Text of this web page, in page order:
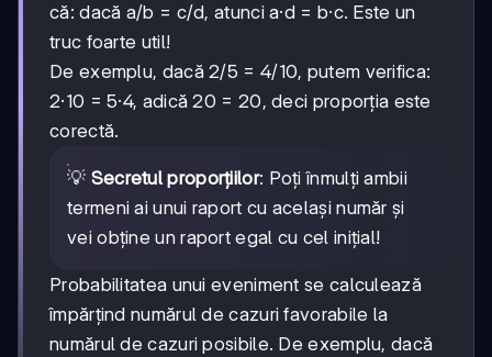
că: dacă a/b = c/d, atunci a·d = b·c. Este un
truc foarte util!
De exemplu, dacă 2/5 = 4/10, putem verifica:
2·10 = 5·4, adică 20 = 20, deci proporția este
corectă.
💡 Secretul proporțiilor: Poți înmulți ambii
termeni ai unui raport cu același număr și
vei obține un raport egal cu cel inițial!
Probabilitatea unui eveniment se calculează
împărțind numărul de cazuri favorabile la
numărul de cazuri posibile. De exemplu, dacă